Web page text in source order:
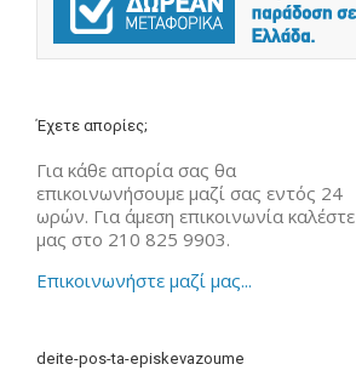
Έχετε απορίες;
Για κάθε απορία σας θα
επικοινωνήσουμε μαζί σας εντός 24
ωρών. Για άμεση επικοινωνία καλέστε
μας στο 210 825 9903.
Επικοινωνήστε μαζί μας...
deite-pos-ta-episkevazoume